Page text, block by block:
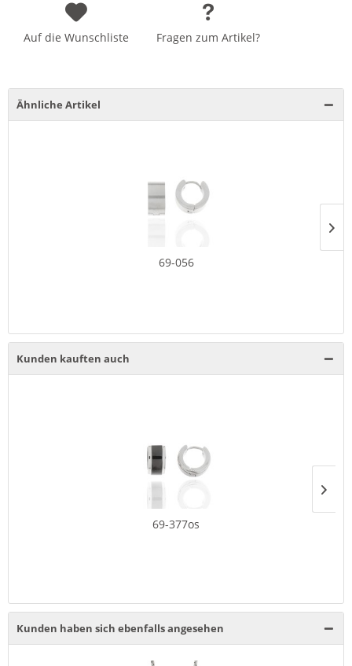
Auf die Wunschliste Fragen zum Artikel?
Ähnliche Artikel
69-056
Kunden kauften auch
69-377os
Kunden haben sich ebenfalls angesehen